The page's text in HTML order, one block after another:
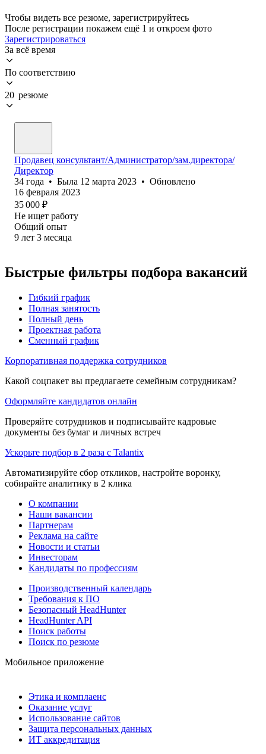
Чтобы видеть все резюме, зарегистрируйтесь
После регистрации покажем ещё 1 и откроем фото
Зарегистрироваться
За всё время
По соответствию
20 резюме
Продавец консультант/Администратор/зам.директора/
Директор
34 года • Была 12 марта 2023 • Обновлено
16 февраля 2023
35 000 ₽
Не ищет работу
Общий опыт
9 лет 3 месяца
Быстрые фильтры подбора вакансий
Гибкий график
Полная занятость
Полный день
Проектная работа
Сменный график
Корпоративная поддержка сотрудников
Какой соцпакет вы предлагаете семейным сотрудникам?
Оформляйте кандидатов онлайн
Проверяйте сотрудников и подписывайте кадровые
документы без бумаг и личных встреч
Ускорьте подбор в 2 раза с Talantix
Автоматизируйте сбор откликов, настройте воронку,
собирайте аналитику в 2 клика
О компании
Наши вакансии
Партнерам
Реклама на сайте
Новости и статьи
Инвесторам
Кандидаты по профессиям
Производственный календарь
Требования к ПО
Безопасный HeadHunter
HeadHunter API
Поиск работы
Поиск по резюме
Мобильное приложение
Этика и комплаенс
Оказание услуг
Использование сайтов
Защита персональных данных
ИТ аккредитация